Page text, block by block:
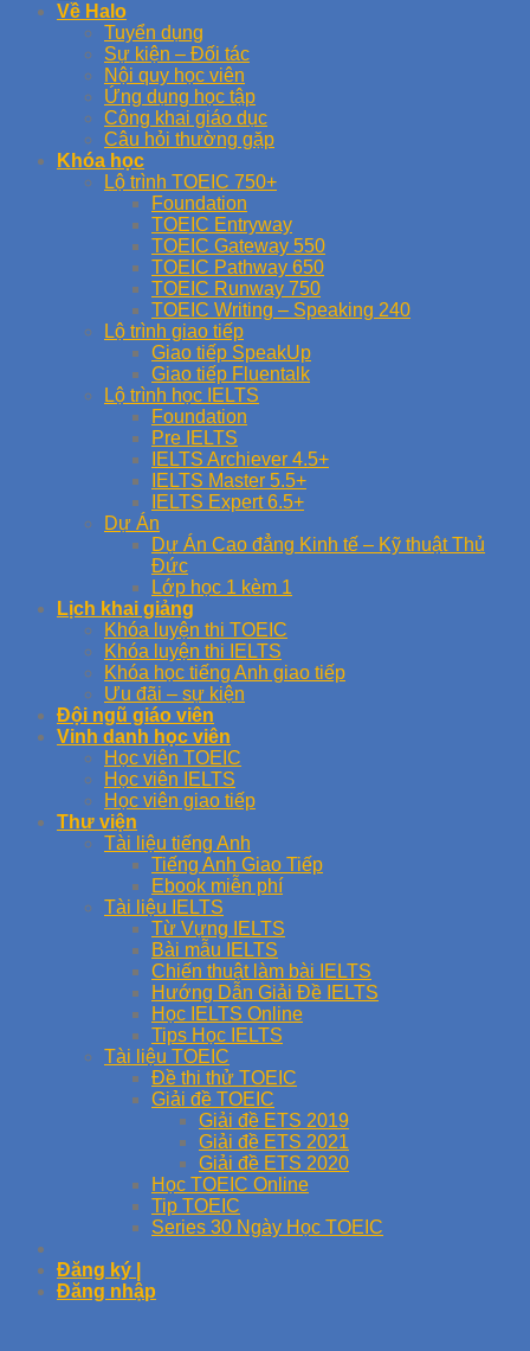
Về Halo
Tuyển dụng
Sự kiện – Đối tác
Nội quy học viên
Ứng dụng học tập
Công khai giáo dục
Câu hỏi thường gặp
Khóa học
Lộ trình TOEIC 750+
Foundation
TOEIC Entryway
TOEIC Gateway 550
TOEIC Pathway 650
TOEIC Runway 750
TOEIC Writing – Speaking 240
Lộ trình giao tiếp
Giao tiếp SpeakUp
Giao tiếp Fluentalk
Lộ trình học IELTS
Foundation
Pre IELTS
IELTS Archiever 4.5+
IELTS Master 5.5+
IELTS Expert 6.5+
Dự Án
Dự Án Cao đẳng Kinh tế – Kỹ thuật Thủ
Đức
Lớp học 1 kèm 1
Lịch khai giảng
Khóa luyện thi TOEIC
Khóa luyện thi IELTS
Khóa học tiếng Anh giao tiếp
Ưu đãi – sự kiện
Đội ngũ giáo viên
Vinh danh học viên
Học viên TOEIC
Học viên IELTS
Học viên giao tiếp
Thư viện
Tài liệu tiếng Anh
Tiếng Anh Giao Tiếp
Ebook miễn phí
Tài liệu IELTS
Từ Vựng IELTS
Bài mẫu IELTS
Chiến thuật làm bài IELTS
Hướng Dẫn Giải Đề IELTS
Học IELTS Online
Tips Học IELTS
Tài liệu TOEIC
Đề thi thử TOEIC
Giải đề TOEIC
Giải đề ETS 2019
Giải đề ETS 2021
Giải đề ETS 2020
Học TOEIC Online
Tip TOEIC
Series 30 Ngày Học TOEIC
Đăng ký |
Đăng nhập